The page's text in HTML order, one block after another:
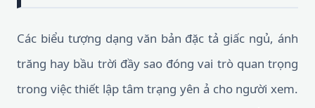
Các biểu tượng dạng văn bản đặc tả giấc ngủ, ánh
trăng hay bầu trời đầy sao đóng vai trò quan trọng
trong việc thiết lập tâm trạng yên ả cho người xem.